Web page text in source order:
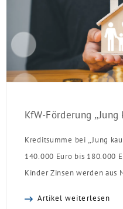
Kreditsumme bei „Jung
140.000 Euro bis 180.000
Kinder Zinsen werden
Artikel weiterlesen